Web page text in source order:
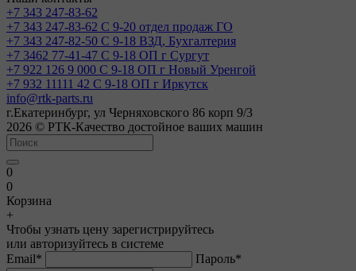
+7 343 247-83-62
+7 343 247-83-62 С 9-20 отдел продаж ГО
+7 343 247-82-50 С 9-18 ВЗД, Бухгалтерия
+7 3462 77-41-47 С 9-18 ОП г Сургут
+7 922 126 9 000 С 9-18 ОП г Новый Уренгой
+7 932 11111 42 С 9-18 ОП г Иркутск
info@rtk-parts.ru
г.Екатеринбург, ул Черняховского 86 корп 9/3
2026 © РТК-Качество достойное ваших машин
0
0
Корзина
+
Чтобы узнать цену зарегистрируйтесь
или авторизуйтесь в системе
Email* Пароль*